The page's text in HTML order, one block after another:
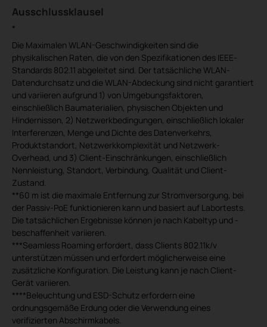
Ausschlussklausel
*
Die Maximalen WLAN-Geschwindigkeiten sind die
physikalischen Raten, die von den Spezifikationen des IEEE-
Standards 802.11 abgeleitet sind. Der tatsächliche WLAN-
Datendurchsatz und die WLAN-Abdeckung sind nicht garantiert
und variieren aufgrund 1) von Umgebungsfaktoren,
einschließlich Baumaterialien, physischen Objekten und
Hindernissen, 2) Netzwerkbedingungen, einschließlich lokaler
Interferenzen, Menge und Dichte des Datenverkehrs,
Produktstandort, Netzwerkkomplexität und Netzwerk-
Overhead, und 3) Client-Einschränkungen, einschließlich
Nennleistung, Standort, Verbindung, Qualität und Client-
Zustand.
**60 m ist die maximale Entfernung zur Stromversorgung, bei
der Passiv-PoE funktionieren kann und basiert auf Labortests.
Die tatsächlichen Ergebnisse können je nach Kabeltyp und -
beschaffenheit variieren.
***Seamless Roaming erfordert, dass Clients 802.11k/v
unterstützen müssen und erfordert möglicherweise eine
zusätzliche Konfiguration. Die Leistung kann je nach Client-
Gerät variieren.
****Beleuchtung und ESD-Schutz erfordern eine
ordnungsgemäße Erdung oder die Verwendung eines
verifizierten Abschirmkabels.